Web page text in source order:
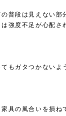
普段は見えない部
強度不足が心配さ
もガタつかないよ
具の風合いを損ね